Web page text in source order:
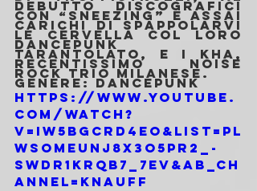
debutto discografici
con “sNeezing” e assai
carichi di spappolarvi
le cervella col loro
dancepunk
tarantolato, e i Kha,
recentissimo noise
rock trio milanese.
Genere: Dancepunk
https://www.youtube.
com/watch?
v=IW5bGcrd4Eo&list=PL
wSomEuNJ8X3O5pR2_-
swDr1KRQB7_7EV&ab_ch
annel=kNauff